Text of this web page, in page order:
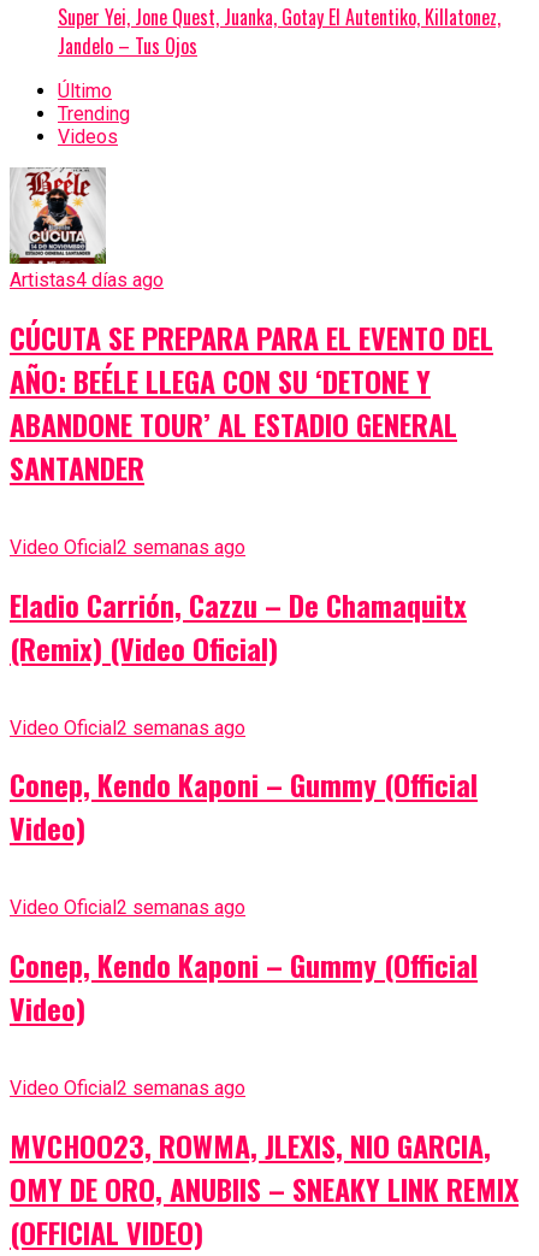
Super Yei, Jone Quest, Juanka, Gotay El Autentiko, Killatonez,
Jandelo – Tus Ojos
Último
Trending
Videos
Artistas4 días ago
CÚCUTA SE PREPARA PARA EL EVENTO DEL
AÑO: BEÉLE LLEGA CON SU ‘DETONE Y
ABANDONE TOUR’ AL ESTADIO GENERAL
SANTANDER
Video Oficial2 semanas ago
Eladio Carrión, Cazzu – De Chamaquitx
(Remix) (Video Oficial)
Video Oficial2 semanas ago
Conep, Kendo Kaponi – Gummy (Official
Video)
Video Oficial 2 semanas ago
Conep, Kendo Kaponi – Gummy (Official
Video)
Video Oficial2 semanas ago
MVCHOO23, ROWMA, JLEXIS, NIO GARCIA,
OMY DE ORO, ANUBIIS – SNEAKY LINK REMIX
(OFFICIAL VIDEO)